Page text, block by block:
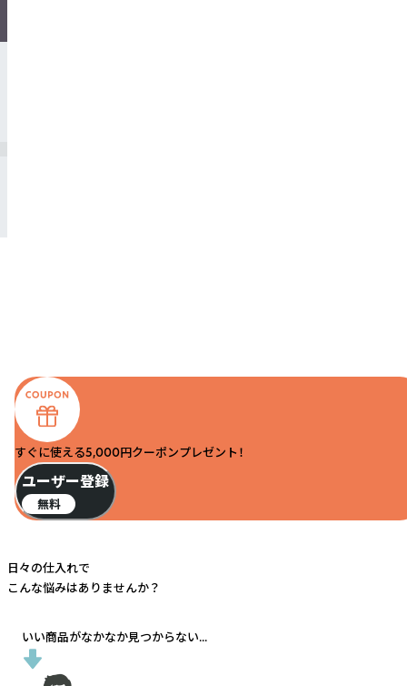
すぐに使える5,000円クーポンプレゼント！
ユーザー登録
無料
日々の仕入れで
こんな悩みはありませんか？
いい商品がなかなか見つからない...